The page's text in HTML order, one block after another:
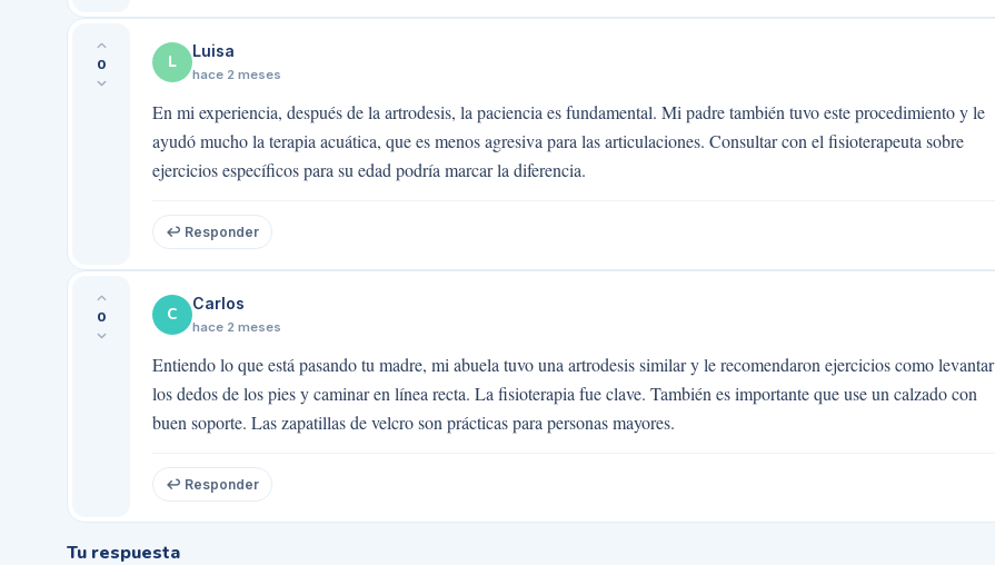
0 L
Luisa
hace 2 meses
En mi experiencia, después de la artrodesis, la paciencia es fundamental. Mi padre también tuvo este procedimiento y le
ayudó mucho la terapia acuática, que es menos agresiva para las articulaciones. Consultar con el fisioterapeuta sobre
ejercicios específicos para su edad podría marcar la diferencia.
↩ Responder
0 C
Carlos
hace 2 meses
Entiendo lo que está pasando tu madre, mi abuela tuvo una artrodesis similar y le recomendaron ejercicios como levantar
los dedos de los pies y caminar en línea recta. La fisioterapia fue clave. También es importante que use un calzado con
buen soporte. Las zapatillas de velcro son prácticas para personas mayores.
↩ Responder
Tu respuesta